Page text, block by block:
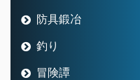
防具鍛冶
釣り
冒険譚